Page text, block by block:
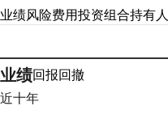
业绩风险费用投资组合持有人
业绩回报回撤
近十年